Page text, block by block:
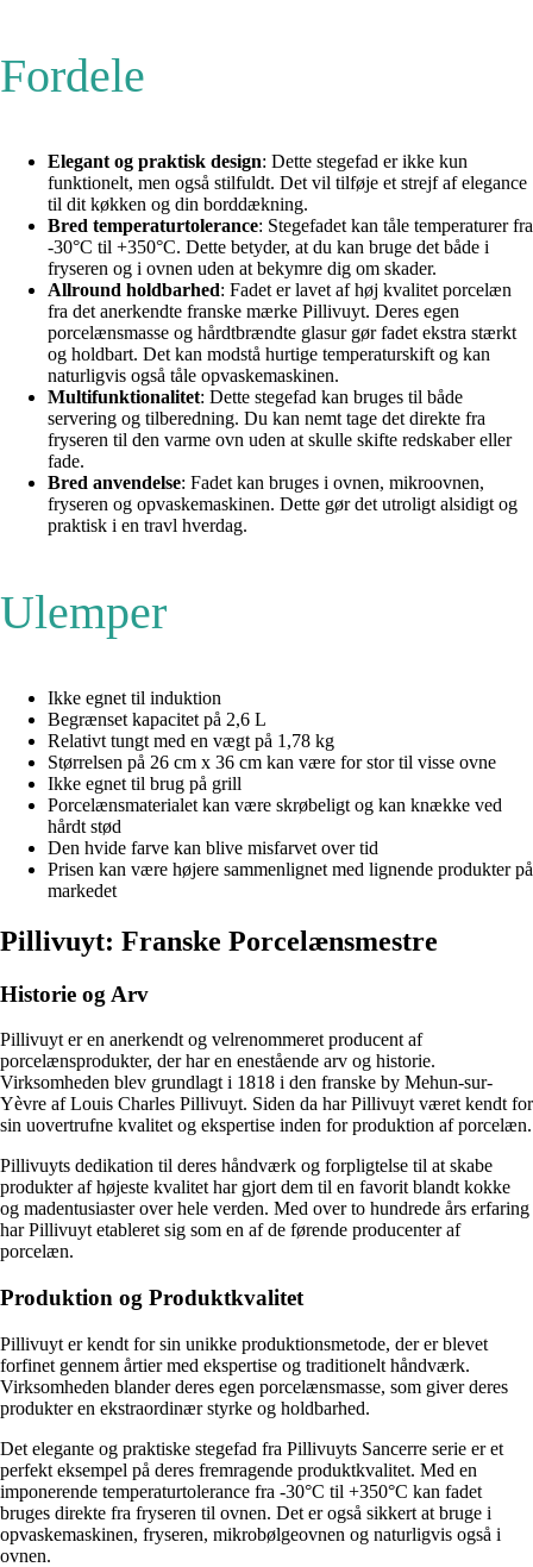
Fordele
Elegant og praktisk design: Dette stegefad er ikke kun
funktionelt, men også stilfuldt. Det vil tilføje et strejf af elegance
til dit køkken og din borddækning.
Bred temperaturtolerance: Stegefadet kan tåle temperaturer fra
-30°C til +350°C. Dette betyder, at du kan bruge det både i
fryseren og i ovnen uden at bekymre dig om skader.
Allround holdbarhed: Fadet er lavet af høj kvalitet porcelæn
fra det anerkendte franske mærke Pillivuyt. Deres egen
porcelænsmasse og hårdtbrændte glasur gør fadet ekstra stærkt
og holdbart. Det kan modstå hurtige temperaturskift og kan
naturligvis også tåle opvaskemaskinen.
Multifunktionalitet: Dette stegefad kan bruges til både
servering og tilberedning. Du kan nemt tage det direkte fra
fryseren til den varme ovn uden at skulle skifte redskaber eller
fade.
Bred anvendelse: Fadet kan bruges i ovnen, mikroovnen,
fryseren og opvaskemaskinen. Dette gør det utroligt alsidigt og
praktisk i en travl hverdag.
Ulemper
Ikke egnet til induktion
Begrænset kapacitet på 2,6 L
Relativt tungt med en vægt på 1,78 kg
Størrelsen på 26 cm x 36 cm kan være for stor til visse ovne
Ikke egnet til brug på grill
Porcelænsmaterialet kan være skrøbeligt og kan knække ved
hårdt stød
Den hvide farve kan blive misfarvet over tid
Prisen kan være højere sammenlignet med lignende produkter på
markedet
Pillivuyt: Franske Porcelænsmestre
Historie og Arv
Pillivuyt er en anerkendt og velrenommeret producent af
porcelænsprodukter, der har en enestående arv og historie.
Virksomheden blev grundlagt i 1818 i den franske by Mehun-sur-
Yèvre af Louis Charles Pillivuyt. Siden da har Pillivuyt været kendt for
sin uovertrufne kvalitet og ekspertise inden for produktion af porcelæn.
Pillivuyts dedikation til deres håndværk og forpligtelse til at skabe
produkter af højeste kvalitet har gjort dem til en favorit blandt kokke
og madentusiaster over hele verden. Med over to hundrede års erfaring
har Pillivuyt etableret sig som en af de førende producenter af
porcelæn.
Produktion og Produktkvalitet
Pillivuyt er kendt for sin unikke produktionsmetode, der er blevet
forfinet gennem årtier med ekspertise og traditionelt håndværk.
Virksomheden blander deres egen porcelænsmasse, som giver deres
produkter en ekstraordinær styrke og holdbarhed.
Det elegante og praktiske stegefad fra Pillivuyts Sancerre serie er et
perfekt eksempel på deres fremragende produktkvalitet. Med en
imponerende temperaturtolerance fra -30°C til +350°C kan fadet
bruges direkte fra fryseren til ovnen. Det er også sikkert at bruge i
opvaskemaskinen, fryseren, mikrobølgeovnen og naturligvis også i
ovnen.